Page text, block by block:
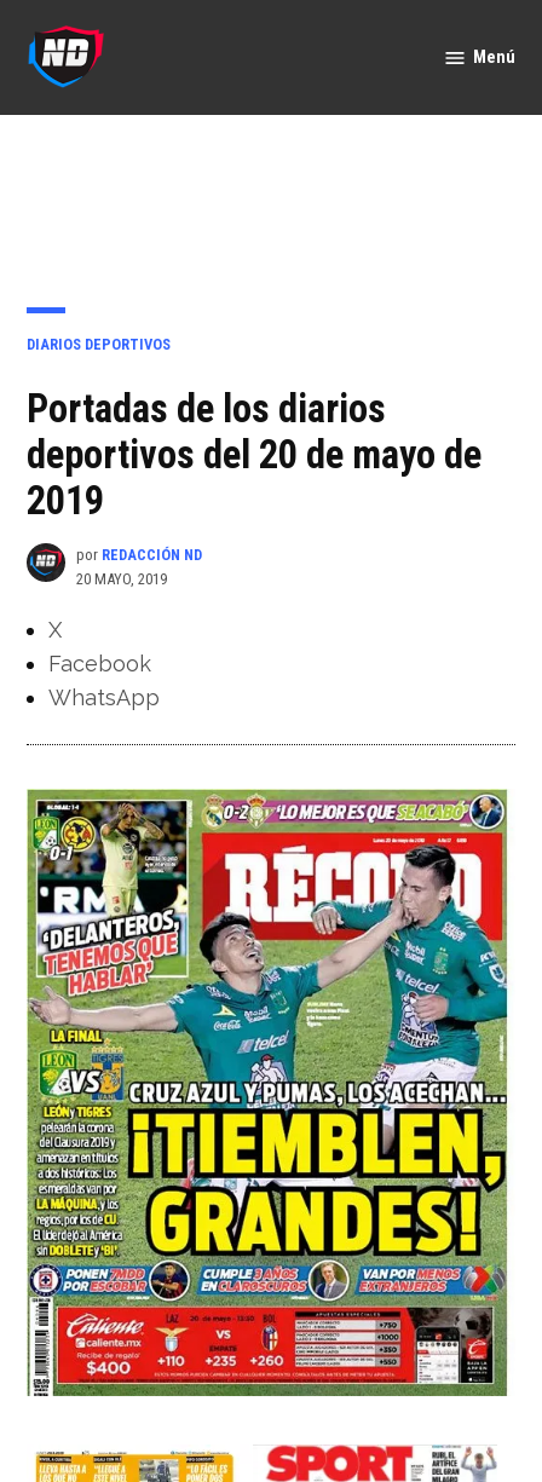
contenido
Menú
PUBLICADO
DIARIOS DEPORTIVOS
Portadas de los diarios
deportivos del 20 de mayo de
2019
por REDACCIÓN ND
20 MAYO, 2019
X
Facebook
WhatsApp